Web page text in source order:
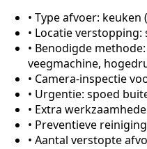
• Type afvoer: keuken
• Locatie verstopping:
• Benodigde
veegmachine,
• Camera-inspectie
• Urgentie: spoed
• Extra
• Preventieve
• Aantal verstopte